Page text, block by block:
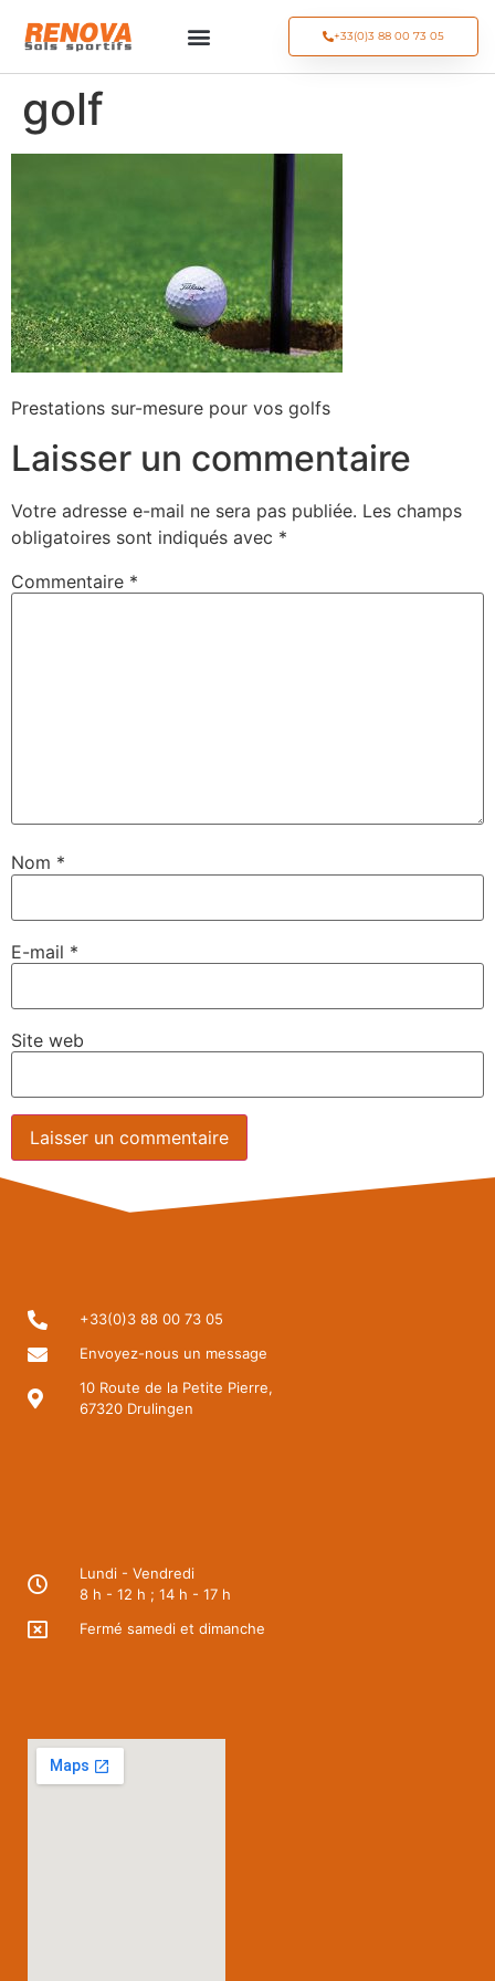
+33(0)3 88 00 73 05
golf
Prestations sur-mesure pour vos golfs
Laisser un commentaire
Votre adresse e-mail ne sera pas publiée. Les champs
obligatoires sont indiqués avec *
Commentaire *
Nom *
E-mail *
Site web
+33(0)3 88 00 73 05
Envoyez-nous un message
10 Route de la Petite Pierre,
67320 Drulingen
Lundi - Vendredi
8 h - 12 h ; 14 h - 17 h
Fermé samedi et dimanche